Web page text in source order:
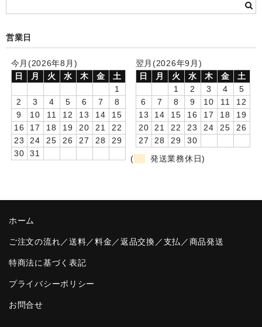
お絵かきギャラリー
自作オリジナル時計
卒園DVDアルバム
園や先生への贈り物
卒業記念品
音声入りフォトフレームクロック(集合)
温湿度計付目覚まし時計
制服メモリー
営業日
今月(2026年8月)
日
月 火 水 木 金
土
1
2
3 4 5 6 7
8
9
10 11 12 13 14
15
16
17 18 19 20 21
22
23
24 25 26 27 28
29
30
31
翌月(2026年9月)
日
月 火 水 木 金
土
1
2 3 4
5
6
7 8 9 10 11
12
13
14 15 16 17 18
19
20
21 22 23 24 25
26
27
28 29
30
(
発送業務休日)
ホーム
ご注文の流れ／送料／料金／返品交換／支払／商品発送
特商法に基づく表記
プライバシーポリシー
お問合せ